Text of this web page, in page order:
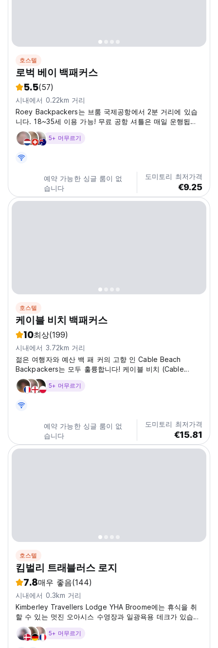
호스텔
로벅 베이 백패커스
5.5(57)
시내에서 0.22km 거리
Roey Backpackers는 브룸 국제공항에서 2분 거리에 있습
니다. 18~35세 이용 가능! 무료 공항 셔틀은 매일 운행됩니
다. 우리는 마을 중심부에 위치하고 있으며 버스 정류장, 상
점, 약국, 카페, 레스토랑, 갤러리, 은행 및 도서관에 접근할
남성과 여성이 분리된 욕실, 세탁 시설, 바비큐 공간, 레스토
랑, 병 판매점, 스포츠 바, 오아시스 비어 가든 Ã¢â'¬'유명한
웨트 티셔츠...
5+ 머무르기
예약 가능한 싱글 룸이 없
습니다
도미토리 최저가격
€9.25
호스텔
케이블 비치 백패커스
10최상(199)
시내에서 3.72km 거리
젊은 여행자와 예산 백 패 커의 고향 인 Cable Beach
Backpackers는 모두 훌륭합니다! 케이블 비치 (Cable
Beach)와 매우 가깝게 위치한이 호텔은 모든 종류의 사람들
과 배경 (특히 즐거운 시간을 원하는 사람들)에게 호소합니
두 갖추고 있습니다. 요청시 이용 가능한 더블 룸과 싱글 룸
이 있습니다. 우리의 객실은 항상 기본적이고 매우 깨끗하며
덮인 베란다에 열리 며 정원 안뜰과...
5+ 머무르기
예약 가능한 싱글 룸이 없
습니다
도미토리 최저가격
€15.81
호스텔
킴벌리 트래블러스 로지
7.8매우 좋음(144)
시내에서 0.3km 거리
Kimberley Travellers Lodge YHA Broome에는 휴식을 취
할 수 있는 멋진 오아시스 수영장과 일광욕용 데크가 있습니
다.
5+ 머무르기